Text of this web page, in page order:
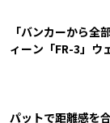
「バンカーから全
ィーン「FR-3」ウ
パットで距離感を